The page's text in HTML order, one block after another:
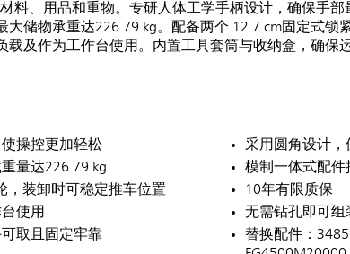
料、用品和重物。专研人体工学手柄设计，确保手
储物承重达226.79 kg。配备两个 12.7 cm固定式锁
及作为工作台使用。内置工具套筒与收纳盒，确保
操控更加轻松
量达226.79 kg
，装卸时可稳定推车位置
使用
取且固定牢靠
采用圆角设计，
模制一体式配件
10年有限质保
无需钻孔即可组
替换配件：